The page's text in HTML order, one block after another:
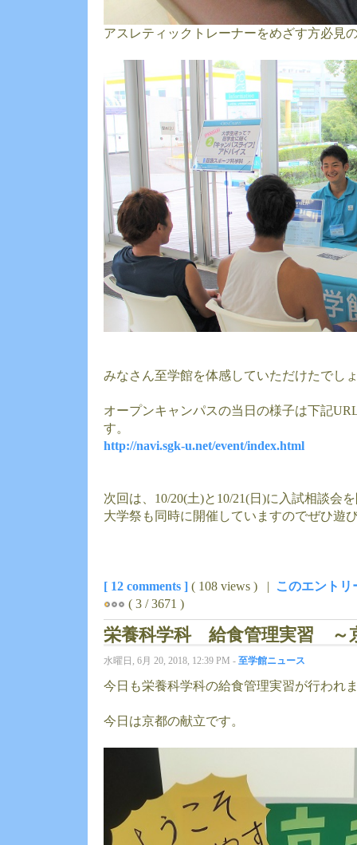
アスレティックトレーナーをめざす方必見
みなさん至学館を体感していただけたでし
オープンキャンパスの当日の様子は下記
す。
http://navi.sgk-u.net/event/index.html
次回は、10/20(土)と10/21(日)に入試相談会
大学祭も同時に開催していますのでぜひ遊
[ 12 comments ] ( 108 views ) | このエント
( 3 / 3671 )
栄養科学科 給食管理実習 ～
水曜日, 6月 20, 2018, 12:39 PM - 至学館ニュース
今日も栄養科学科の給食管理実習が行われ
今日は京都の献立です。